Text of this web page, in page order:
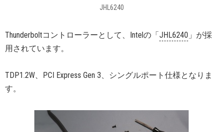
JHL6240
Thunderboltコントローラーとして、Intelの「JHL6240 」が採
用されています。
TDP1.2W、PCI Express Gen 3、シングルポート仕様となりま
す。